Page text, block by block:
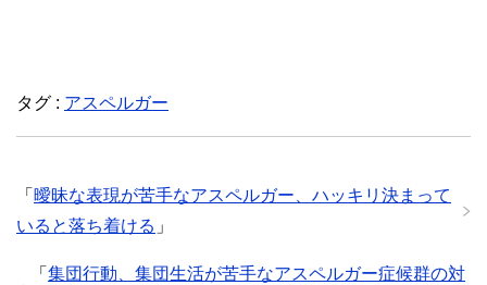
タグ : アスペルガー
「 曖昧な表現が苦手なアスペルガー、ハッキリ決まって
いると落ち着ける 」
「 集団行動、集団生活が苦手なアスペルガー症候群の対